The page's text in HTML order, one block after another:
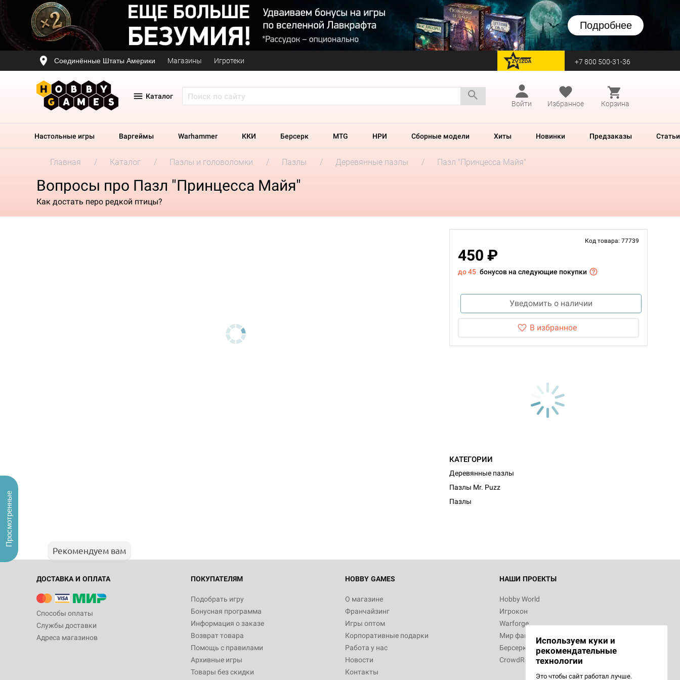
Подробнее
Соединённые Штаты Америки Магазины Игротеки перейти на Zvezda +7 800 500-31-36
Каталог
Войти
Избранное Корзина
Настольные игры Варгеймы Warhammer ККИ Берсерк MTG НРИ Сборные модели Хиты Новинки Предзаказы Статьи
Главная Каталог Пазлы и головоломки Пазлы Деревянные пазлы Пазл "Принцесса Майя"
Вопросы про Пазл "Принцесса Майя"
Как достать перо редкой птицы?
Код товара: 77739
450 ₽
до 45 бонусов на следующие покупки
Уведомить о наличии
В избранное
КАТЕГОРИИ
Деревянные пазлы
Пазлы Mr. Puzz
Пазлы
Рекомендуем вам
ДОСТАВКА И ОПЛАТА
Способы оплаты
Службы доставки
Адреса магазинов
ПОКУПАТЕЛЯМ
Подобрать игру
Бонусная программа
Информация о заказе
Возврат товара
Помощь с правилами
Архивные игры
Товары без скидки
HOBBY GAMES
О магазине
Франчайзинг
Игры оптом
Корпоративные подарки
Работа у нас
Новости
Контакты
НАШИ ПРОЕКТЫ
Hobby World
Игрокон
Warforge
Мир фантастики
Берсерк
CrowdRepublic
Используем куки и
рекомендательные
технологии
Это чтобы сайт работал лучше.
Просмотренные
Настольная игра Hobby World Монстры
Белая смерть
12 990
Настольная игра Hobby World Берсерк.
3 490